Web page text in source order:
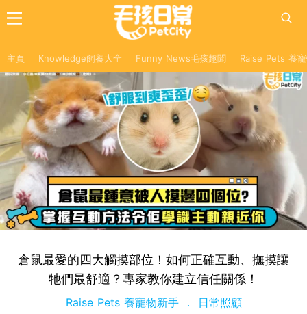
主頁 Knowledge飼養大全 Funny News毛孩趣聞 Raise Pets 養
倉鼠最愛的四大觸摸部位！如何正確互動、撫摸讓
牠們最舒適？專家教你建立信任關係！
Raise Pets 養寵物新手 日常照顧